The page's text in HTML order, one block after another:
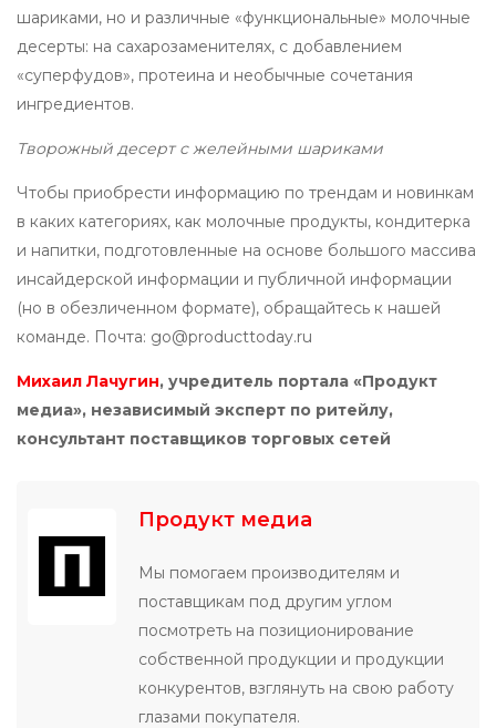
шариками, но и различные «функциональные» молочные
десерты: на сахарозаменителях, с добавлением
«суперфудов», протеина и необычные сочетания
ингредиентов.
Творожный десерт с желейными шариками
Чтобы приобрести информацию по трендам и новинкам
в каких категориях, как молочные продукты, кондитерка
и напитки, подготовленные на основе большого массива
инсайдерской информации и публичной информации
(но в обезличенном формате), обращайтесь к нашей
команде. Почта: go@producttoday.ru
Михаил Лачугин, учредитель портала «Продукт
медиа», независимый эксперт по ритейлу,
консультант поставщиков торговых сетей
Продукт медиа
Мы помогаем производителям и
поставщикам под другим углом
посмотреть на позиционирование
собственной продукции и продукции
конкурентов, взглянуть на свою работу
глазами покупателя.